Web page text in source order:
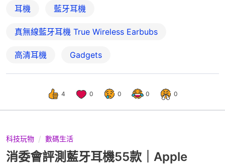
耳機 藍牙耳機
真無線藍牙耳機 True Wireless Earbubs
高清耳機 Gadgets
4 0 0 0 0
科技玩物 數碼生活
消委會評測藍牙耳機55款｜Apple